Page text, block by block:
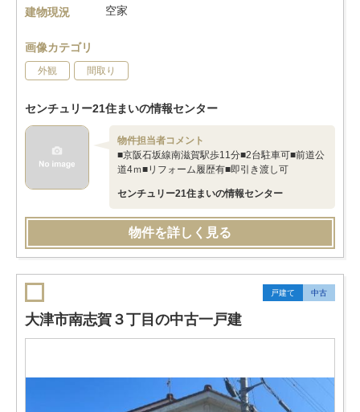
建物現況
空家
画像カテゴリ
外観 間取り
センチュリー21住まいの情報センター
物件担当者コメント
■京阪石坂線南滋賀駅歩11分■2台駐車可■前道公
道4ｍ■リフォーム履歴有■即引き渡し可
センチュリー21住まいの情報センター
物件を詳しく見る
戸建て 中古
大津市南志賀３丁目の中古一戸建